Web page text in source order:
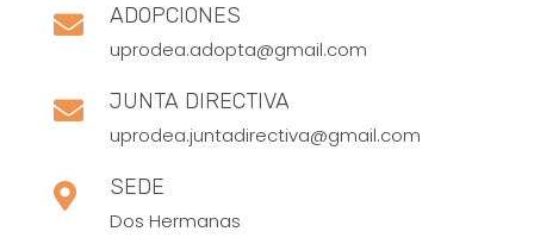
 ADOPCIONES
uprodea.adopta@gmail.com
 JUNTA DIRECTIVA
uprodea.juntadirectiva@gmail.com
 SEDE
Dos Hermanas